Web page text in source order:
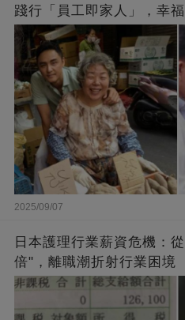
踐行「員工即家人」，幸
闆的福報
2025/09/07
日本護理行業薪資危機：
倍"，離職潮折射行業困境